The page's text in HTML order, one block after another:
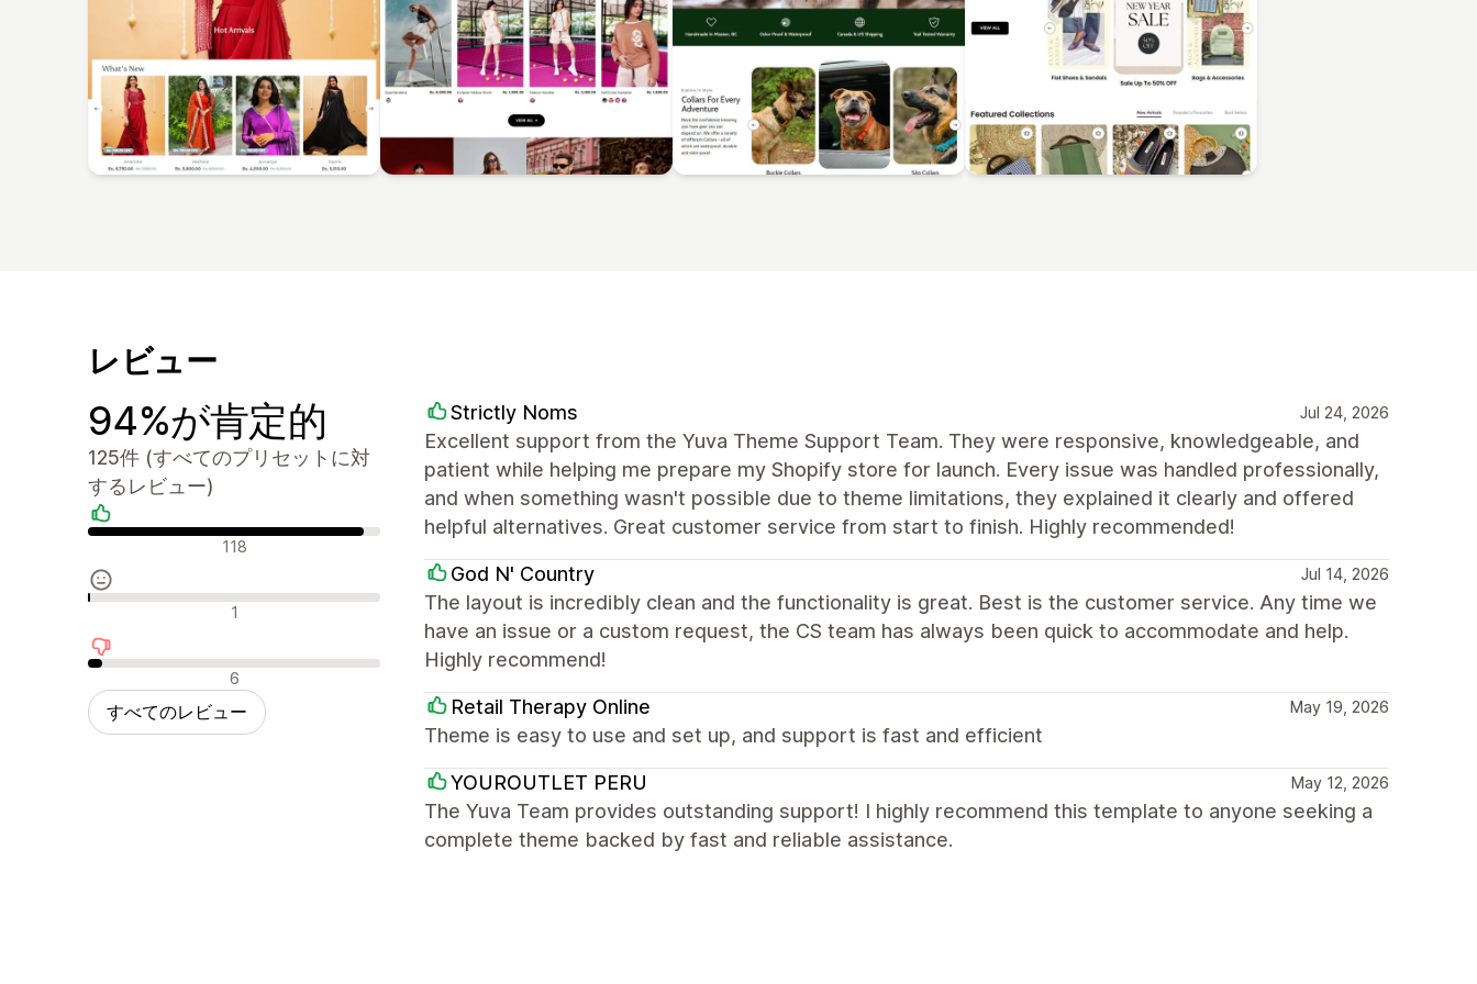
レビュー
94%が肯定的
125件 (すべてのプリセットに対
するレビュー)
肯定的なレビュー118
中間的なレビュー 1
否定的なレビュー6
すべてのレビュー
Strictly Noms Jul 24, 2026
Excellent support from the Yuva Theme Support Team. They were responsive, knowledgeable, and
patient while helping me prepare my Shopify store for launch. Every issue was handled professionally,
and when something wasn't possible due to theme limitations, they explained it clearly and offered
helpful alternatives. Great customer service from start to finish. Highly recommended!
God N' Country Jul 14, 2026
The layout is incredibly clean and the functionality is great. Best is the customer service. Any time we
have an issue or a custom request, the CS team has always been quick to accommodate and help.
Highly recommend!
Retail Therapy Online May 19, 2026
Theme is easy to use and set up, and support is fast and efficient
YOUROUTLET PERU May 12, 2026
The Yuva Team provides outstanding support! I highly recommend this template to anyone seeking a
complete theme backed by fast and reliable assistance.